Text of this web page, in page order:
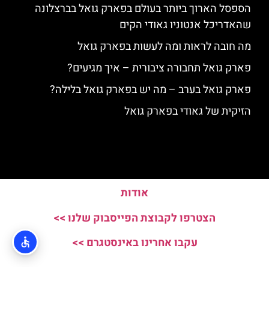
הספסל הארוך ביותר בעולם בפארק גואל בברצלונה
שהאדריכל אנטוניו גאודי הקים
מה חובה לראות ומה לעשות בפארק גואל
פארק גואל תחבורה ציבורית – איך מגיעים?
פארק גואל בערב – מה יש בפארק גואל בלילה?
הזיקית של גאודי בפארק גואל
אודות
הצטרפו לקבוצת הפייסבוק שלנו >>
עקבו אחרינו באינסטגרם >>